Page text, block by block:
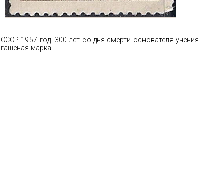
СССР 1957 год. 300 лет со дня смерти основателя
гашёная марка